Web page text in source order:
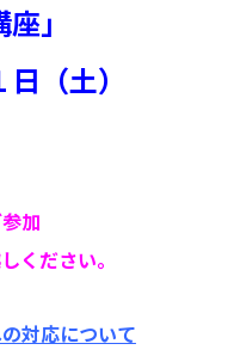
」
（土）
加
ください。
対応について